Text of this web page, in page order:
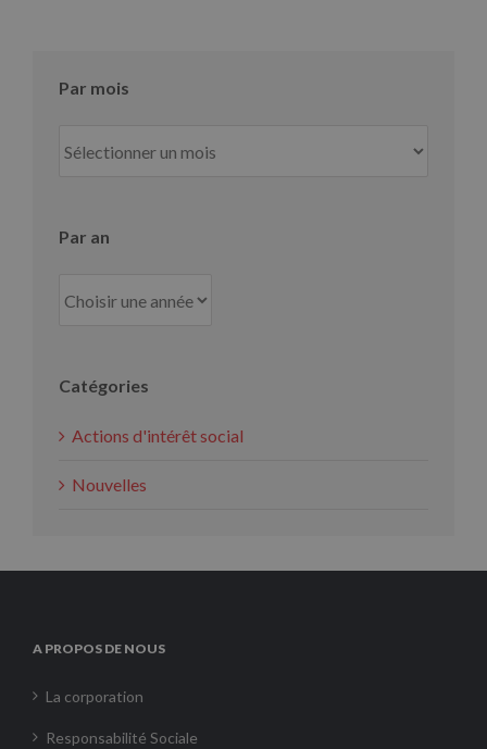
Par mois
mois
Par an
Catégories
Actions d'intérêt social
Nouvelles
A PROPOS DE NOUS
La corporation
Responsabilité Sociale